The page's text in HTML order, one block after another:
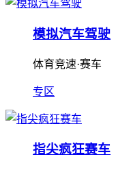
模拟汽车驾驶
体育竞速·赛车
专区
指尖疯狂赛车